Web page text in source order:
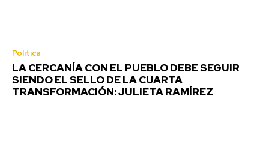
Política
LA CERCANÍA CON EL PUEBLO DEBE SEGUIR
SIENDO EL SELLO DE LA CUARTA
TRANSFORMACIÓN: JULIETA RAMÍREZ